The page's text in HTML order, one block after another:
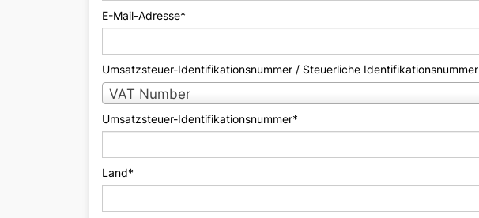
E-Mail-Adresse*
Umsatzsteuer-Identifikationsnummer / Steuerliche Identifikationsnummer
VAT Number
Umsatzsteuer-Identifikationsnummer*
Land*